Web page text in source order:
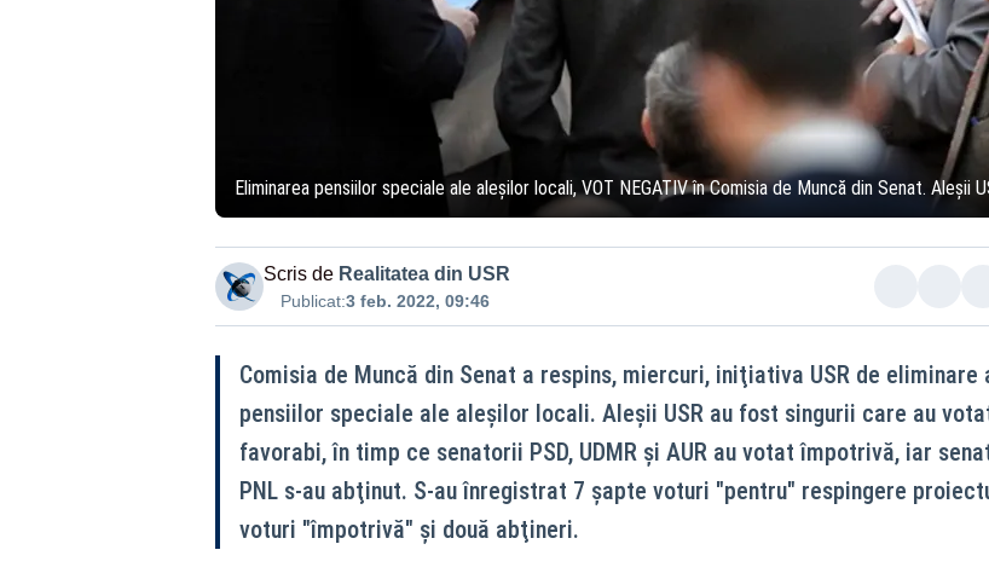
Eliminarea pensiilor speciale ale aleșilor locali, VOT NEGATIV în Comisia de Muncă din Senat.
Scris de Realitatea din USR
Publicat:3 feb. 2022, 09:46
Comisia de Muncă din Senat a respins, miercuri, iniţiativa USR de eliminare
pensiilor speciale ale aleşilor locali. Aleșii USR au fost singurii care au
favorabi, în timp ce senatorii PSD, UDMR şi AUR au votat împotrivă, iar
PNL s-au abţinut. S-au înregistrat 7 şapte voturi "pentru" respingere
voturi "împotrivă" şi două abţineri.